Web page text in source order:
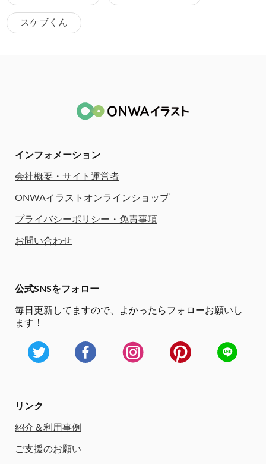
スケブくん
インフォメーション
会社概要・サイト運営者
ONWAイラストオンラインショップ
プライバシーポリシー・免責事項
お問い合わせ
公式SNSをフォロー
毎日更新してますので、
よかったらフォローお願いし
ます！
リンク
紹介＆利用事例
ご支援のお願い